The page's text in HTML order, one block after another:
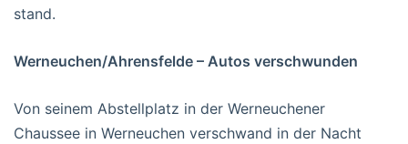
stand.
Werneuchen/Ahrensfelde – Autos verschwunden
Von seinem Abstellplatz in der Werneuchener
Chaussee in Werneuchen verschwand in der Nacht